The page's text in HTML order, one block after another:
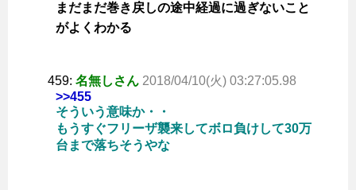
まだまだ巻き戻しの途中経過に過ぎないこと
がよくわかる
459: 名無しさん 2018/04/10(火) 03:27:05.98
>>455
そういう意味か・・
もうすぐフリーザ襲来してボロ負けして30万
台まで落ちそうやな